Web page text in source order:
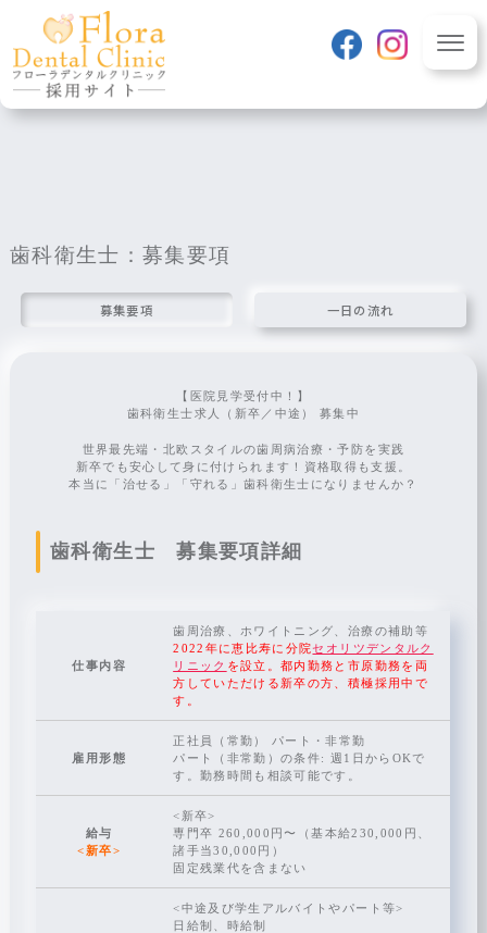
class="page-template page-template-page-related page-
template-page-related-php page page-id-243 page-child
parent-pageid-235 wpb-js-composer js-comp-ver-6.1
vc_responsive" itemscope
itemtype="http://schema.org/WebPage">
募集要項
一日の流れ
歯科衛生士
一日の流れ
〒290-0062
歯科衛生士：募集要項
募集要項 一日の流れ
【医院見学受付中！】
歯科衛生士求人（新卒／中途）募集中
世界最先端・北欧スタイルの歯周病治療・予防を実践
新卒でも安心して身に付けられます！資格取得も支援。
本当に「治せる」「守れる」歯科衛生士 になりませんか？
歯科衛生士 募集要項詳細
仕事内容
歯周治療、ホワイトニング、治療の補助等
2022年に恵比寿に分院セオリツデンタルク
リニック を設立。都内勤務と市原勤務を両
方していただける新卒の方、積極採用中で
す。
雇用形態
正社員（常勤） パート・非常勤
パート（非常勤）の条件: 週1日からOKで
す。勤務時間も相談可能です。
給与
<新卒>
<新卒>
専門卒 260,000円〜（基本給230,000円、
諸手当30,000円）
固定残業代を含まない
<中途及び学生アルバイトやパート等>
日給制、時給制